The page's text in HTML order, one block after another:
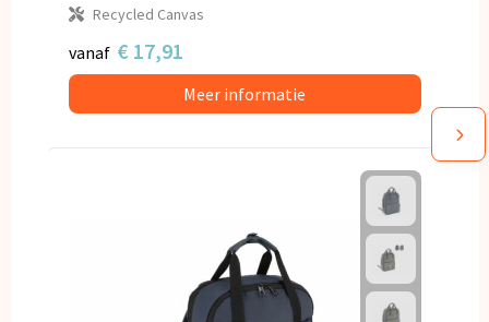
Recycled Canvas
vanaf € 17,91
Meer informatie